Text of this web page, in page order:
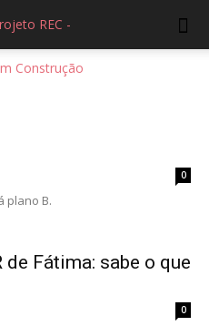
0
plano B.
Fátima: sabe o que
0